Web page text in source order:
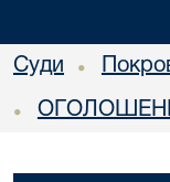
Суди •
•